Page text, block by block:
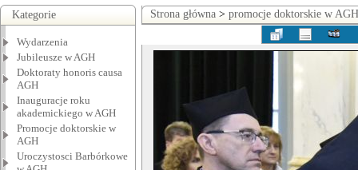
Kategorie
Wydarzenia
Jubileusze w AGH
Doktoraty honoris causa
AGH
Inauguracje roku
akademickiego w AGH
Promocje doktorskie w
AGH
Uroczystosci Barbórkowe
Strona główna > promocje doktorskie w AGH